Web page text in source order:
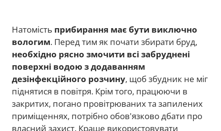
Натомість прибирання має бути виключно
вологим. Перед тим як почати збирати бруд,
необхідно рясно змочити всі забруднені
поверхні водою з додаванням
дезінфекційного розчину, щоб збудник не міг
піднятися в повітря. Крім того, працюючи в
закритих, погано провітрюваних та запилених
приміщеннях, потрібно обов'язково дбати про
власний захист. Краще використовувати